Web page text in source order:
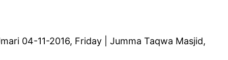
04-11-2016, Friday | Jumma Taqwa Masjid,